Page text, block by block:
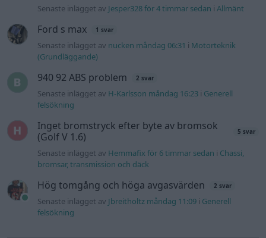
Senaste inlägget av Jesper328 för 4 timmar sedan iAllmänt
Ford s max 1 svar
Senaste inlägget av nucken måndag 06:31 i Motorteknik
(Grundläggande)
940 92 ABS problem 2 svar
Senaste inlägget av H-Karlsson måndag 16:23 i Generell
felsökning
Inget bromstryck efter byte av bromsok
(Golf V 1.6)
5 svar
Senaste inlägget av Hemmafix för 6 timmar sedan i Chassi,
bromsar, transmission och däck
Hög tomgång och höga avgasvärden 2 svar
Senaste inlägget av Jbreitholtz måndag 11:09 i Generell
felsökning